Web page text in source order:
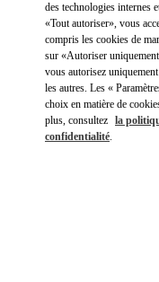
des technologies internes
«Tout autoriser», vous
compris les cookies de
sur «Autoriser
vous autorisez
les autres. Les «
choix en matière de
plus, consultez la
confidentialité.